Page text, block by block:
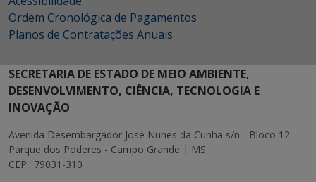
Ordem Cronológica de Pagamentos
Planos de Contratações Anuais
SECRETARIA DE ESTADO DE MEIO AMBIENTE,
DESENVOLVIMENTO, CIÊNCIA, TECNOLOGIA E
INOVAÇÃO
Avenida Desembargador José Nunes da Cunha s/n - Bloco 12
Parque dos Poderes - Campo Grande | MS
CEP.: 79031-310